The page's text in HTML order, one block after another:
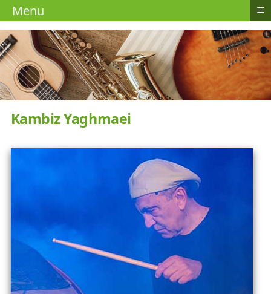
Kambiz Yaghmaei
Menu ≡